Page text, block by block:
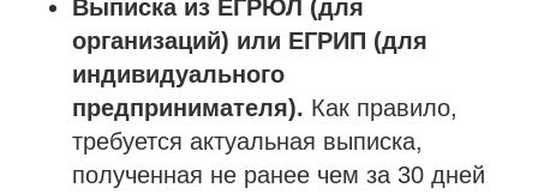
Выписка из ЕГРЮЛ (для
организаций) или ЕГРИП (для
индивидуального
предпринимателя). Как правило,
требуется актуальная выписка,
полученная не ранее чем за 30 дней